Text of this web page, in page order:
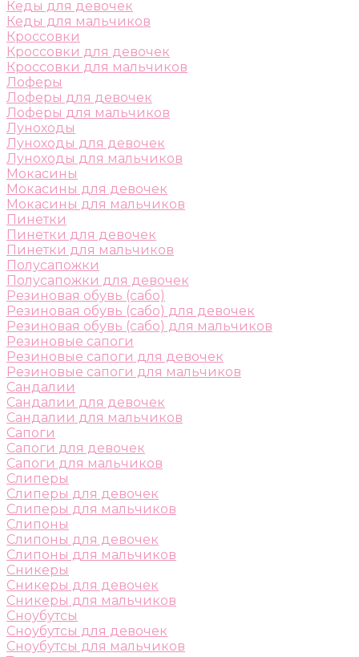
Кеды для девочек
Кеды для мальчиков
Кроссовки
Кроссовки для девочек
Кроссовки для мальчиков
Лоферы
Лоферы для девочек
Лоферы для мальчиков
Луноходы
Луноходы для девочек
Луноходы для мальчиков
Мокасины
Мокасины для девочек
Мокасины для мальчиков
Пинетки
Пинетки для девочек
Пинетки для мальчиков
Полусапожки
Полусапожки для девочек
Резиновая обувь (сабо)
Резиновая обувь (сабо) для девочек
Резиновая обувь (сабо) для мальчиков
Резиновые сапоги
Резиновые сапоги для девочек
Резиновые сапоги для мальчиков
Сандалии
Сандалии для девочек
Сандалии для мальчиков
Сапоги
Сапоги для девочек
Сапоги для мальчиков
Слиперы
Слиперы для девочек
Слиперы для мальчиков
Слипоны
Слипоны для девочек
Слипоны для мальчиков
Сникеры
Сникеры для девочек
Сникеры для мальчиков
Сноубутсы
Сноубутсы для девочек
Сноубутсы для мальчиков